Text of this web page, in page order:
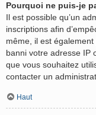
Pourquoi ne puis-je
Il est possible qu’un
inscriptions afin
même, il est
banni votre adresse IP
que vous souhaitez
contacter un
Haut